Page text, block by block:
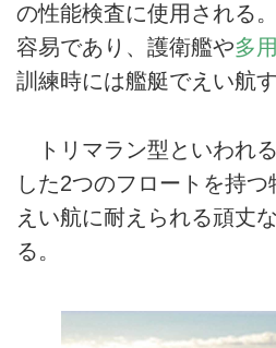
の性能検査に使用される
容易であり、護衛艦や多
訓練時には艦艇でえい航す
トリマラン型といわれ
した2つのフロートを持
えい航に耐えられる頑丈
る。